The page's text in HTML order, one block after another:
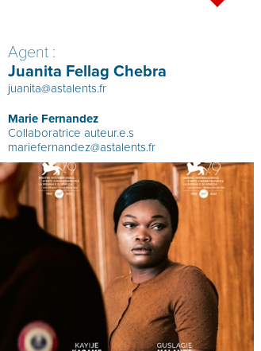
Agent :
Juanita Fellag Chebra
juanita@astalents.fr
Marie Fernandez
Collaboratrice auteur.e.s
mariefernandez@astalents.fr